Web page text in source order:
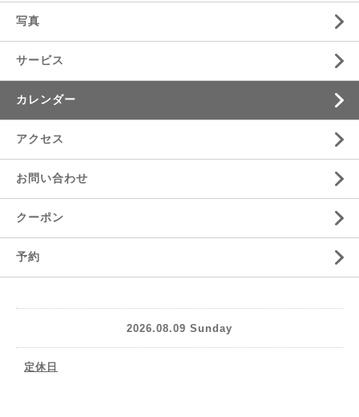
写真
サービス
カレンダー
アクセス
お問い合わせ
クーポン
予約
2026.08.09 Sunday
定休日